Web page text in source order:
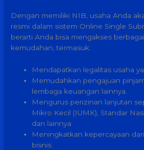
Dengan memiliki NIB, usaha Anda
resmi dalam sistem Online Single
berarti Anda bisa mengakses
kemudahan, termasuk:
Mendapatkan legalitas usaha
Memudahkan pengajuan
lembaga keuangan lainnya.
Mengurus perizinan lanjutan
Mikro Kecil (IUMK), Standar
dan lainnya.
Meningkatkan kepercayaan
bisnis.